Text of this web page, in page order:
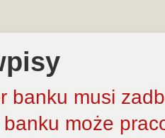
banku musi
może